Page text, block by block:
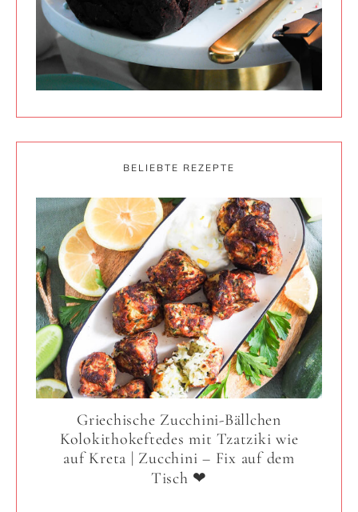
BELIEBTE REZEPTE
Griechische Zucchini-Bällchen
Kolokithokeftedes mit Tzatziki wie
auf Kreta | Zucchini – Fix auf dem
Tisch ❤